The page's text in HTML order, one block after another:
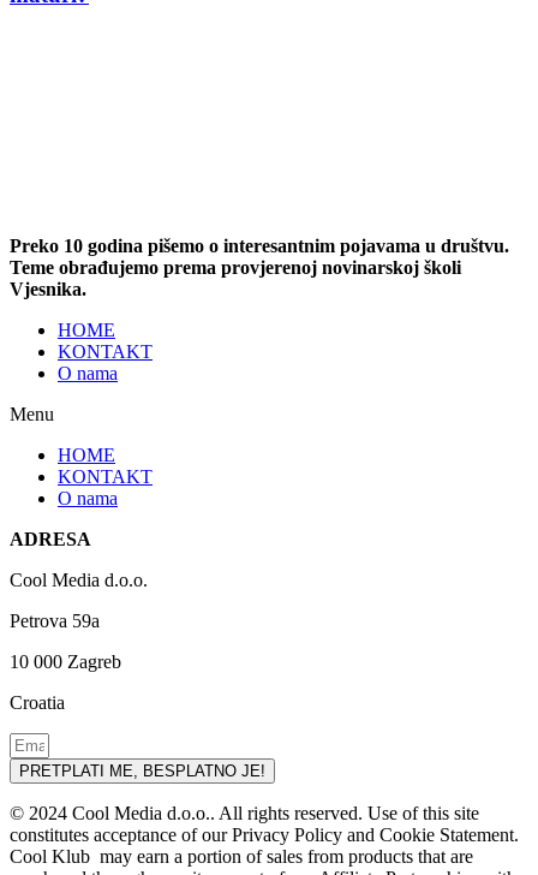
Preko 10 godina pišemo o interesantnim pojavama u društvu.
Teme obrađujemo prema provjerenoj novinarskoj školi
Vjesnika.
HOME
KONTAKT
O nama
Menu
HOME
KONTAKT
O nama
ADRESA
Cool Media d.o.o.
Petrova 59a
10 000 Zagreb
Croatia
PRETPLATI ME, BESPLATNO JE!
© 2024 Cool Media d.o.o.. All rights reserved. Use of this site
constitutes acceptance of our Privacy Policy and Cookie Statement.
Cool Klub may earn a portion of sales from products that are